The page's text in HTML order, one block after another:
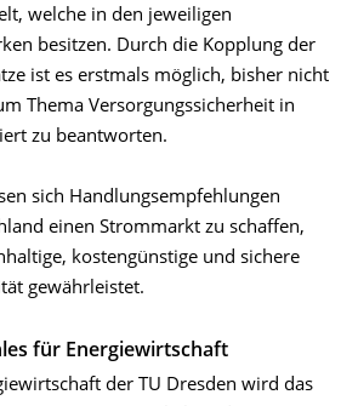
welche in den jeweiligen
besitzen. Durch die Kopplung der
ist es erstmals möglich, bisher nicht
Thema Versorgungssicherheit in
zu beantworten.
sich Handlungsempfehlungen
einen Strommarkt zu schaffen,
kostengünstige und sichere
gewährleistet.
für Energiewirtschaft
der TU Dresden wird das